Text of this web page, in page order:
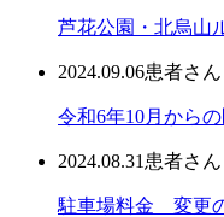
芦花公園・北烏山
2024.09.06患者さん
令和6年10月から
2024.08.31 患者さん
駐車場料金 変更